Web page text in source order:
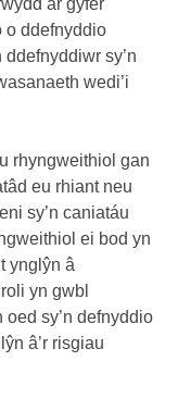
ar gyfer
o ddefnyddio
sy’n
wedi’i
rhyngweithiol gan
eu rhiant neu
sy’n caniatáu
ei bod yn
ynglŷn â
yn gwbl
sy’n defnyddio
â’r risgiau